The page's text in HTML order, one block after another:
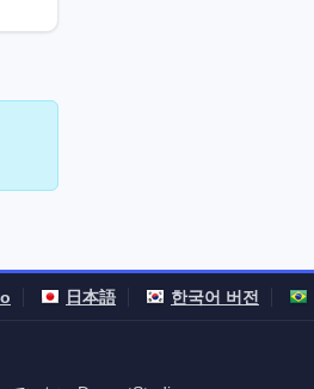
日本語 한국어 버전